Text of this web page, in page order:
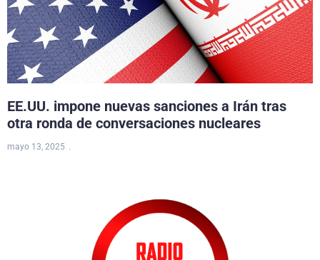
EE.UU. impone nuevas sanciones a Irán tras
otra ronda de conversaciones nucleares
mayo 13, 2025